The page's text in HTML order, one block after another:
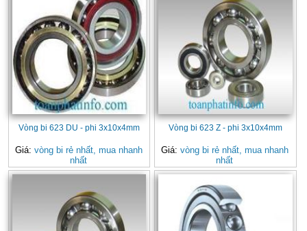
Vòng bi 623 DU - phi 3x10x4mm
Giá: vòng bi rẻ nhất, mua nhanh
nhất
Vòng bi 623 Z - phi 3x10x4mm
Giá: vòng bi rẻ nhất, mua nhanh
nhất